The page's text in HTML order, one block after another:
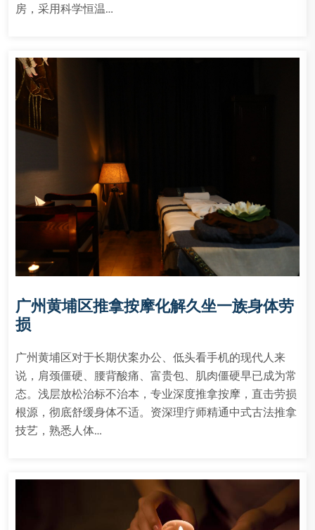
房，采用科学恒温…
广州黄埔区推拿按摩化解久坐一族身体劳
损
广州黄埔区对于长期伏案办公、低头看手机的现代人来
说，肩颈僵硬、腰背酸痛、富贵包、肌肉僵硬早已成为常
态。浅层放松治标不治本，专业深度推拿按摩，直击劳损
根源，彻底舒缓身体不适。资深理疗师精通中式古法推拿
技艺，熟悉人体…